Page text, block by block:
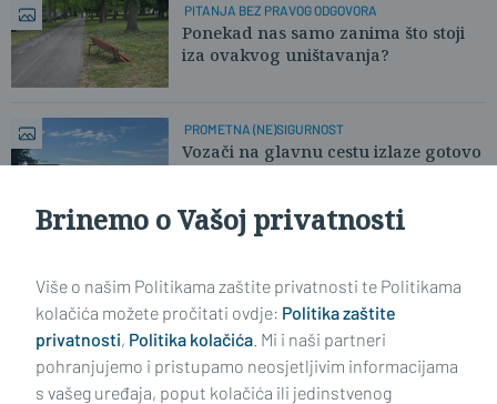
PITANJA BEZ PRAVOG ODGOVORA
Ponekad nas samo zanima što stoji
iza ovakvog uništavanja?
PROMETNA (NE)SIGURNOST
Vozači na glavnu cestu izlaze gotovo
Brinemo o Vašoj privatnosti
Više o našim Politikama zaštite privatnosti te Politikama
kolačića možete pročitati ovdje: Politika zaštite
privatnosti, Politika kolačića. Mi i naši partneri
pohranjujemo i pristupamo neosjetljivim informacijama
s vašeg uređaja, poput kolačića ili jedinstvenog